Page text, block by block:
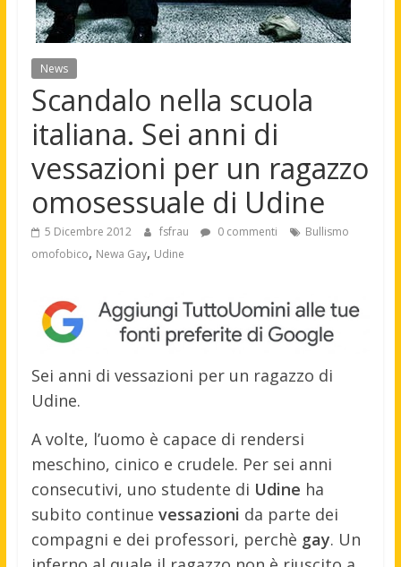
News
Scandalo nella scuola
italiana. Sei anni di
vessazioni per un ragazzo
omosessuale di Udine
5 Dicembre 2012 fsfrau 0 commenti
Bullismo
omofobico, Newa Gay, Udine
Sei anni di vessazioni per un ragazzo di
Udine.
A volte, l’uomo è capace di rendersi
meschino, cinico e crudele. Per sei anni
consecutivi, uno studente di Udine ha
subito continue vessazioni da parte dei
compagni e dei professori, perchè gay. Un